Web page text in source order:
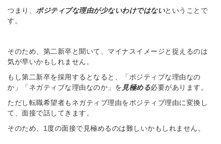
つまり、 ポジティブな理由が少ないわけではないということで
す。
そのため、第二新卒と聞いて、マイナスイメージと捉えるのは
気が早いかもしれません。
もし第二新卒を採用するとなると、「ポジティブな理由なの
か」「ネガティブな理由なのか」を見極める必要があります。
ただし転職希望者もネガティブ理由をポジティブ理由に変換し
て、面接で話してきます。
そのため、1度の面接で見極めるのは難しいかもしれません。